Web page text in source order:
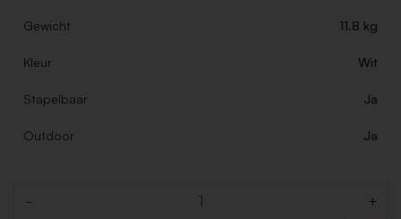
Gewicht 11.8 kg
Kleur Wit
Stapelbaar Ja
Outdoor Ja
- +